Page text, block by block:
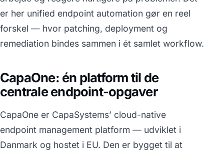
er her unified endpoint automation gør en reel
forskel — hvor patching, deployment og
remediation bindes sammen i ét samlet workflow.
CapaOne: én platform til de
centrale endpoint-opgaver
CapaOne er CapaSystems’ cloud-native
endpoint management platform — udviklet i
Danmark og hostet i EU. Den er bygget til at